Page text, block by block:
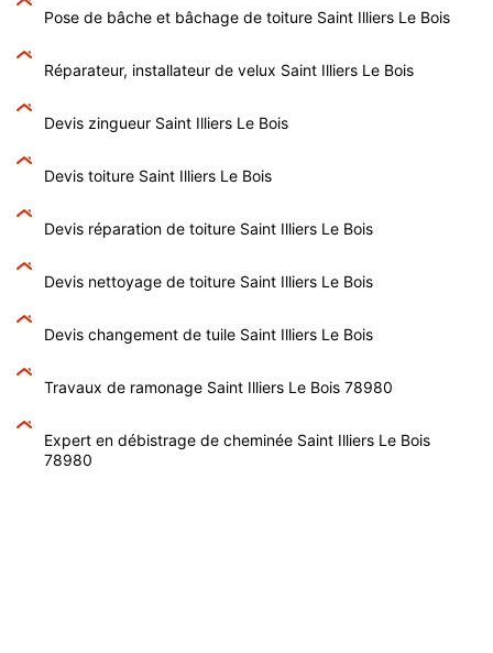
Pose de bâche et bâchage de toiture Saint Illiers Le Bois
Réparateur, installateur de velux Saint Illiers Le Bois
Devis zingueur Saint Illiers Le Bois
Devis toiture Saint Illiers Le Bois
Devis réparation de toiture Saint Illiers Le Bois
Devis nettoyage de toiture Saint Illiers Le Bois
Devis changement de tuile Saint Illiers Le Bois
Travaux de ramonage Saint Illiers Le Bois 78980
Expert en débistrage de cheminée Saint Illiers Le Bois
78980